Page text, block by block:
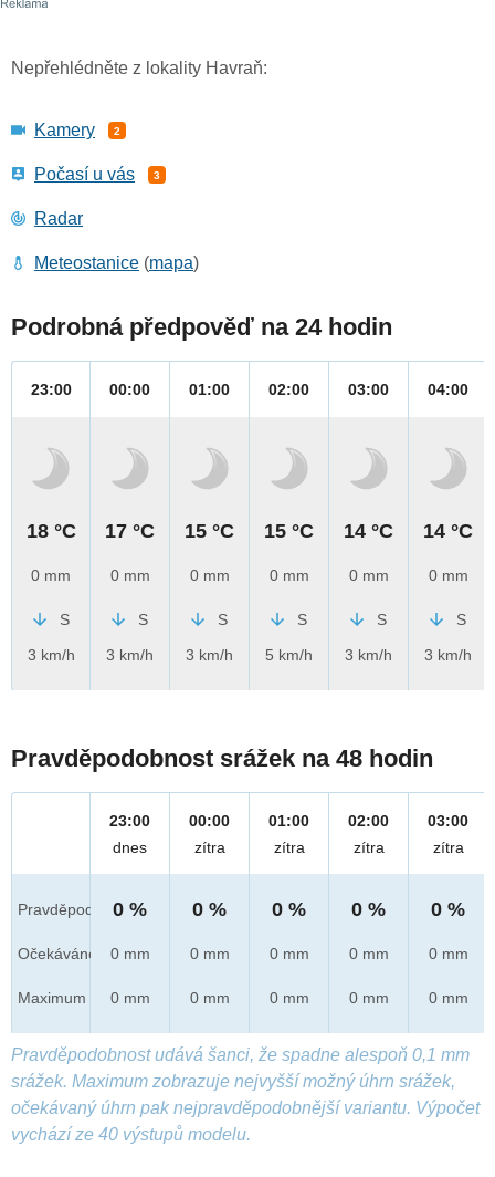
Nepřehlédněte z lokality Havraň:
Kamery 2
Počasí u vás 3
Radar
Meteostanice (mapa)
Podrobná předpověď na 24 hodin
23:00
18 °C
0 mm
S
3 km/h
00:00
17 °C
0 mm
S
3 km/h
01:00
15 °C
0 mm
S
3 km/h
02:00
15 °C
0 mm
S
5 km/h
03:00
14 °C
0 mm
S
3 km/h
04:00
14 °C
0 mm
S
3 km/h
Pravděpodobnost srážek na 48 hodin
Pravděpod.
Očekáváno
Maximum
23:00
dnes
0 %
0 mm
0 mm
00:00
zítra
0 %
0 mm
0 mm
01:00
zítra
0 %
0 mm
0 mm
02:00
zítra
0 %
0 mm
0 mm
03:00
zítra
0 %
0 mm
0 mm
Pravděpodobnost udává šanci, že spadne alespoň 0,1 mm
srážek. Maximum zobrazuje nejvyšší možný úhrn srážek,
očekávaný úhrn pak nejpravděpodobnější variantu. Výpočet
vychází ze 40 výstupů modelu.